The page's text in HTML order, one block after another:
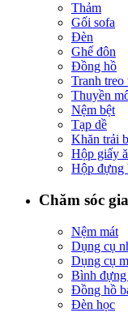
Thảm
Gối sofa
Đèn
Ghế đôn
Đồng hồ
Tranh treo
Thuyền
Nệm bệt
Tạp dề
Khăn trải
Hộp giấy
Hộp đựng
Chăm sóc
Nệm mát
Dụng cụ
Dụng cụ
Bình
Đồng hồ
Đèn học